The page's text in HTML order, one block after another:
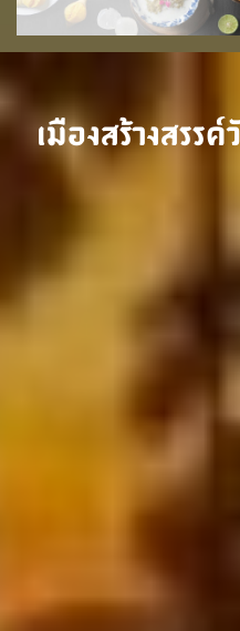
เมืองสร้างสรร